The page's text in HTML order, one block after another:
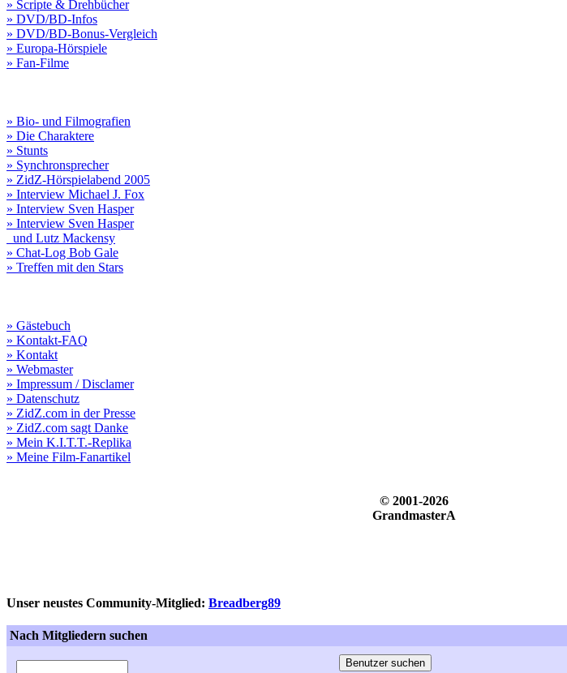
» Scripte & Drehbücher
» DVD/BD-Infos
» DVD/BD-Bonus-Vergleich
» Europa-Hörspiele
» Fan-Filme
» Bio- und Filmografien
» Die Charaktere
» Stunts
» Synchronsprecher
» ZidZ-Hörspielabend 2005
» Interview Michael J. Fox
» Interview Sven Hasper
» Interview Sven Hasper
und Lutz Mackensy
» Chat-Log Bob Gale
» Treffen mit den Stars
» Gästebuch
» Kontakt-FAQ
» Kontakt
» Webmaster
» Impressum / Disclamer
» Datenschutz
» ZidZ.com in der Presse
» ZidZ.com sagt Danke
» Mein K.I.T.T.-Replika
» Meine Film-Fanartikel
© 2001-2026
GrandmasterA
Unser neustes Community-Mitglied: Breadberg89
Nach Mitgliedern suchen